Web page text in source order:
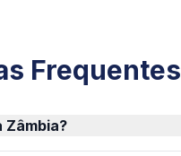
Frequentes
Zâmbia?